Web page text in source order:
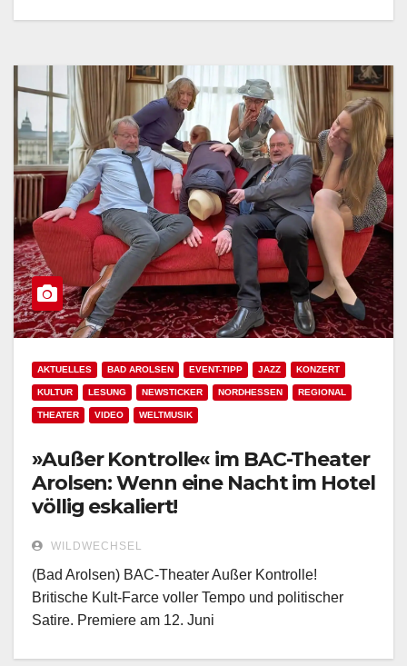
AKTUELLES BAD AROLSEN EVENT-TIPP JAZZ KONZERT
KULTUR LESUNG NEWSTICKER NORDHESSEN REGIONAL
THEATER VIDEO WELTMUSIK
»Außer Kontrolle« im BAC-Theater
Arolsen: Wenn eine Nacht im Hotel
völlig eskaliert!
WILDWECHSEL
(Bad Arolsen) BAC-Theater Außer Kontrolle!
Britische Kult-Farce voller Tempo und politischer
Satire. Premiere am 12. Juni